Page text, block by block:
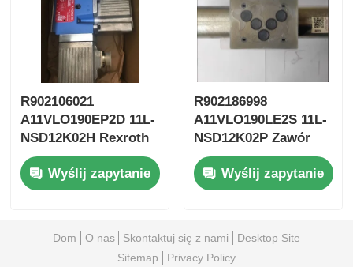
R902106021
A11VLO190EP2D 11L-
NSD12K02H Rexroth
Hydraulic Pump
Wyślij zapytanie
R902186998
A11VLO190LE2S 11L-
NSD12K02P Zawór
hydrauliczny Rexroth
Wyślij zapytanie
Dom O nas Skontaktuj się z nami
Desktop Site
Sitemap
Privacy Policy